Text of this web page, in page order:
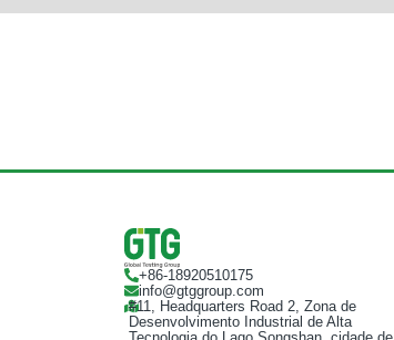
+86-18920510175
info@gtggroup.com
#11, Headquarters Road 2, Zona de
Desenvolvimento Industrial de Alta